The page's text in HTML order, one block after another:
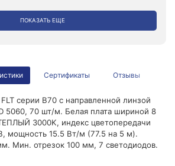
ПОКАЗАТЬ ЕЩЕ
Сертификаты Отзывы
серии B70 с направленной линзой
5060, 70 шт/м. Белая плата шириной 8
3000K, индекс цветопередачи
мощность 15.5 Вт/м (77.5 на 5 м).
Мин. отрезок 100 мм, 7 светодиодов.